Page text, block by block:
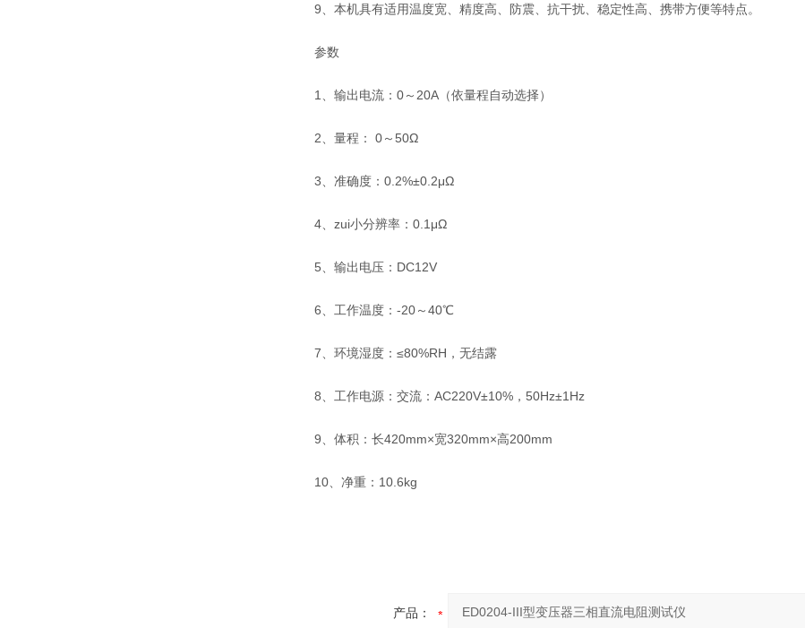
9、本机具有适用温度宽、精度高、防震、抗干扰、稳定性高、携带方便等特点。
参数
1、输出电流：0～20A（依量程自动选择）
2、量程： 0～50Ω
3、准确度：0.2%±0.2μΩ
4、zui小分辨率：0.1μΩ
5、输出电压：DC12V
6、工作温度：-20～40℃
7、环境湿度：≤80%RH，无结露
8、工作电源：交流：AC220V±10%，50Hz±1Hz
9、体积：长420mm×宽320mm×高200mm
10、净重：10.6kg
产品：